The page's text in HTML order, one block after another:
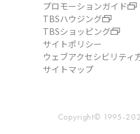
プロモーションガイド
TBSハウジング
TBSショッピング
サイトポリシー
ウェブアクセシビリティ
サイトマップ
Copyright© 1995-